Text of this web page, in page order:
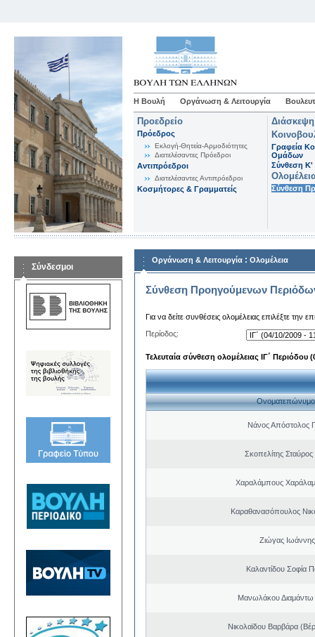
Η Βουλή Οργάνωση & Λειτουργία
Προεδρείο
Πρόεδρος
Εκλογή-Θητεία-Αρμοδιότητες
Διατελέσαντες Πρόεδροι
Αντιπρόεδροι
Διατελέσαντες Αντιπρόεδροι
Κοσμήτορες & Γραμματείς
Γραφεία
Ομάδων
Σύνθεση K'
Σύνθεση
Σύνδεσμοι
Οργάνωση & Λειτουργία : Ολομέλεια
Σύνθεση Προηγούμενων
Για να δείτε συνθέσεις ολομέλειας επιλέξτε την
Περίοδος:
Τελευταία σύνθεση ολομέλειας ΙΓ΄ Περιόδου
Ονοματεπώνυμο
Νάνος Απόστολος
Σκοπελίτης
Χαραλάμπους
Καραθανασόπουλος
Ζιώγας
Καλαντίδου Σοφία
Μανωλάκου
Νικολαϊδου Βαρβάρα